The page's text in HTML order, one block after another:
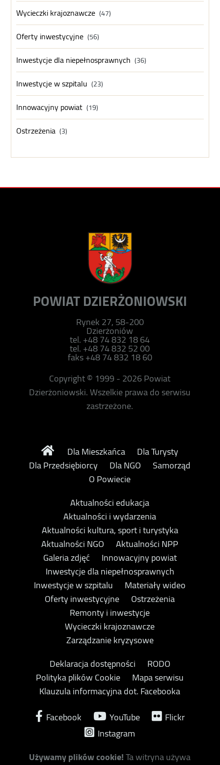
Wycieczki krajoznawcze (47)
Oferty inwestycyjne (56)
Inwestycje dla niepełnosprawnych (36)
Inwestycje w szpitalu (23)
Innowacyjny powiat (19)
Ostrzeżenia (3)
POWIAT DZIERŻONIOWSKI
Rynek 27, 58-200
Dzierżoniów
tel. +48 74 832 18 64
tel. +48 74 832 52 00
faks +48 74 832 18 60
Copyright © 1999 - 2026 Powiat
Dzierżoniowski. Wszelkie prawa do serwisu
zastrzeżone.
Dla Mieszkańca
Dla Turysty
Dla Przedsiębiorcy
Dla NGO
Samorząd
O Powiecie
Aktualności edukacja
Aktualności i wydarzenia
Aktualności kultura, sport i turystyka
Aktualności NGO
Aktualności NPP
Galeria zdjęć
Innowacyjny powiat
Inwestycje dla niepełnosprawnych
Inwestycje w szpitalu
Materiały wideo
Oferty inwestycyjne
Ostrzeżenia
Remonty i inwestycje
Wycieczki krajoznawcze
Zarządzanie kryzysowe
Deklaracja dostępności
RODO
Polityka plików Cookie
Mapa serwisu
Klauzula informacyjna dot. Facebooka
Facebook
YouTube
Flickr
Instagram
Używamy plików cookie!Ta witryna używa